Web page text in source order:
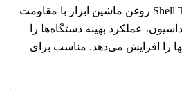
روغن شل Shell Tonna S3 M 220 روغن ماشین ابزار با مقاومت
عملکرد بهینه دستگاه‌ها را
را افزایش می‌دهد. مناسب برای